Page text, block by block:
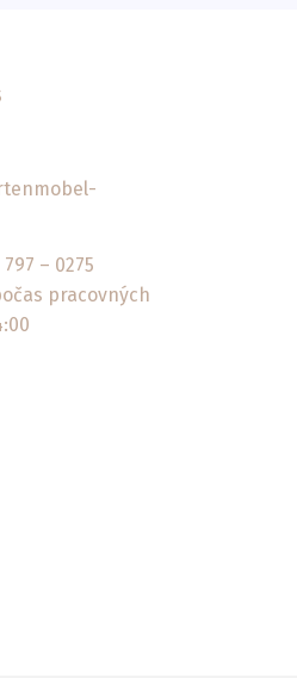
– 0275
pracovných